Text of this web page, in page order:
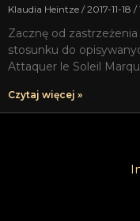
Klaudia Heintze 2017-11-18
Zacznę od
stosunku do
Attaquer le Soleil
Czytaj więcej »